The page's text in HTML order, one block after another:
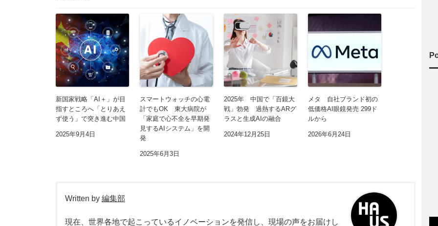
新国家戦略「AI＋」が目
指すところへ「とりあえ
ず使う」で突き進む中国
2025年9月4日
スマートウォッチの心電
計でもOK 東大病院が
「家庭で心不全を早期発
見するAIシステム」を開
発
2025年6月3日
2025年 中国で「百鏡大
戦」勃発 過熱するARグ
ラスと生成AIの融合
2024年12月25日
メタ 自社ブランド初の
低価格AI眼鏡発売 299ド
ルから
2026年6月24日
Written by 編集部
現在、世界各地で起こっているイノベーションを発信し、現場の声をお届けし